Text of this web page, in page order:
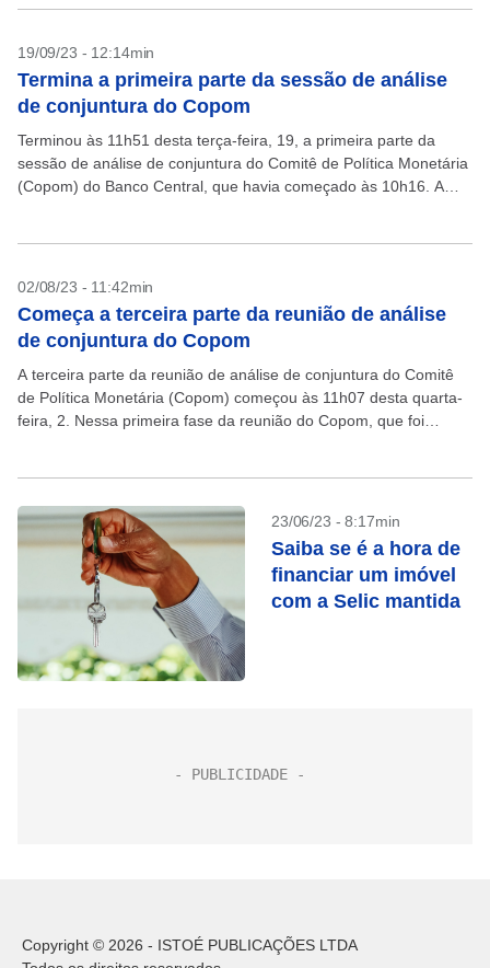
19/09/23 - 12:14min
Termina a primeira parte da sessão de análise
de conjuntura do Copom
Terminou às 11h51 desta terça-feira, 19, a primeira parte da
sessão de análise de conjuntura do Comitê de Política Monetária
(Copom) do Banco Central, que havia começado às 10h16. A
02/08/23 - 11:42min
Começa a terceira parte da reunião de análise
de conjuntura do Copom
A terceira parte da reunião de análise de conjuntura do Comitê
de Política Monetária (Copom) começou às 11h07 desta quarta-
feira, 2. Nessa primeira fase da reunião do Copom, que foi
23/06/23 - 8:17min
Saiba se é a hora de
financiar um imóvel
com a Selic mantida
Copyright © 2026 - ISTOÉ PUBLICAÇÕES LTDA